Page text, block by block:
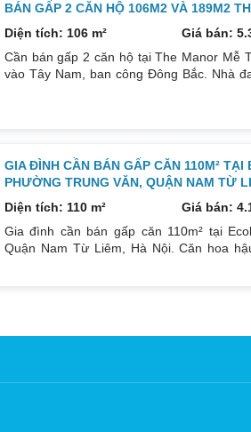
BÁN GẤP 2 CĂN HỘ 106M2 VÀ 189M2
Diện tích: 106 m²
Giá bán:
Cần bán gấp 2 căn hộ tại The Manor Mễ
vào Tây Nam, ban công Đông Bắc. Nhà
GIA ĐÌNH CẦN BÁN GẤP CĂN 110M²
PHƯỜNG TRUNG VĂN, QUẬN NAM TỪ
Diện tích: 110 m²
Giá bán:
Gia đình cần bán gấp căn 110m² tại
Quận Nam Từ Liêm, Hà Nội. Căn hoa